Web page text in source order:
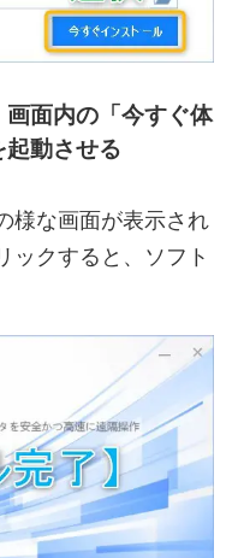
画面内の「今すぐ体
動させる
様な画面が表示され
ックすると、ソフト